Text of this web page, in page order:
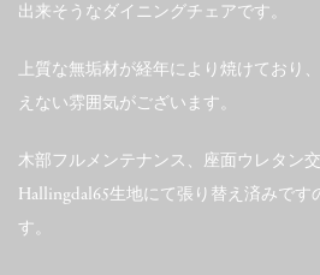
出来そうなダイニングチェアです。
上質な無垢材が経年により焼けており
えない雰囲気がございます。
木部フルメンテナンス、座面ウレタン
Hallingdal65生地にて張り替え済みです
す。